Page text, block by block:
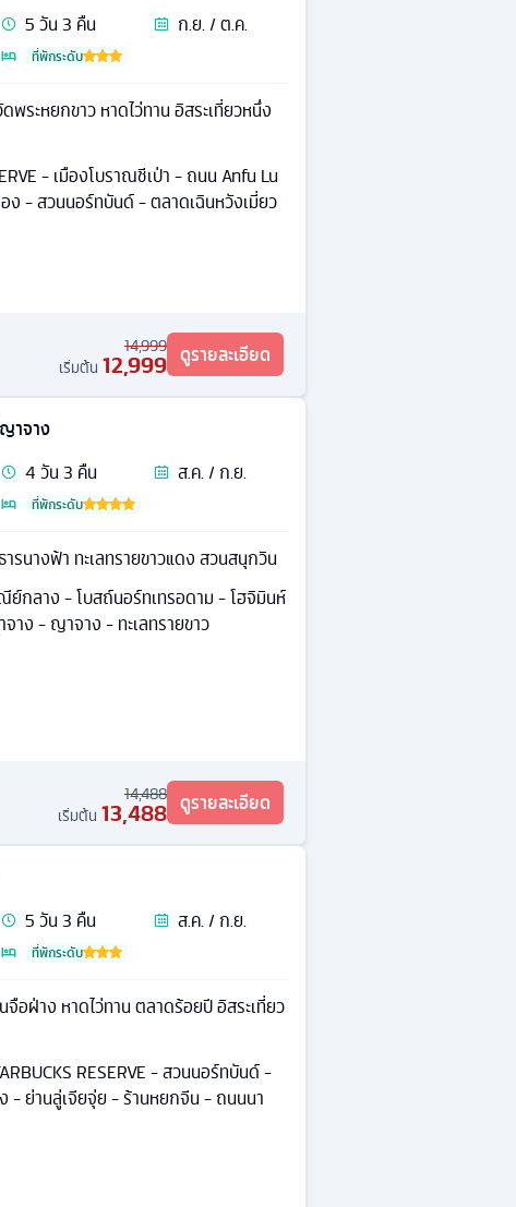
5วัน3 คืน
ก.ย. / ต.ค.
ที่พักระดับ
พระหยกขาว หาดไว่ทาน อิสระเที่ยวหนึ่ง
- เมืองโบราณชีเป่า - ถนน Anfu Lu
ง - สวนนอร์ทบันด์ - ตลาดเฉินหวังเมี่ยว
14,999
เริ่มต้น 12,999 ดูรายละเอียด
าจาง
4วัน3 คืน
ส.ค. / ก.ย.
ที่พักระดับ
ารนางฟ้า ทะเลทรายขาวแดง สวนสนุกวิน
ย์กลาง - โบสถ์นอร์ทเทรอดาม - โฮจิมินห์
ง - ญาจาง - ทะเลทรายขาว
14,488
เริ่มต้น 13,488 ดูรายละเอียด
5วัน3 คืน
ส.ค. / ก.ย.
ที่พักระดับ
อฝ่าง หาดไว่ทาน ตลาดร้อยปี อิสระเที่ยว
RESERVE - สวนนอร์ทบันด์ -
- ย่านลู่เจียจุ่ย - ร้านหยกจีน - ถนนนา